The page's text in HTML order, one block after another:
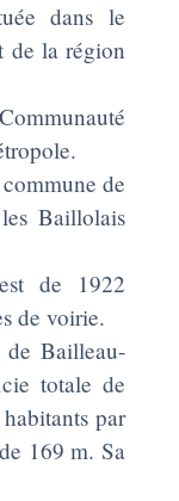
dans le
de la région
de
Baillolais
de 1922
de voirie.
Bailleau-
totale de
par
169 m. Sa